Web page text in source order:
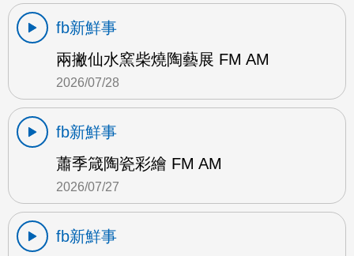
fb新鮮事
兩撇仙水窯柴燒陶藝展 FM AM
2026/07/28
fb新鮮事
蕭季箴陶瓷彩繪 FM AM
2026/07/27
fb新鮮事